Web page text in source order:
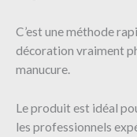
C’est une méthode
décoration vraiment
manucure.
Le produit est idéal
les professionnels